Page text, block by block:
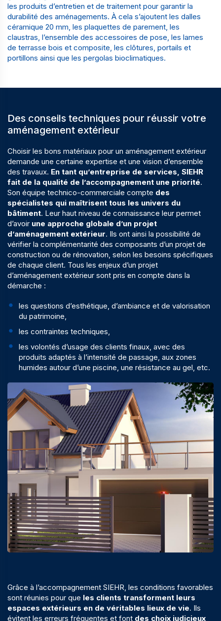
les produits d’entretien et de traitement pour garantir la
durabilité des aménagements. À cela s’ajoutent les dalles
céramique 20 mm, les plaquettes de parement, les
claustras, l’ensemble des accessoires de pose, les lames
de terrasse bois et composite, les clôtures, portails et
portillons ainsi que les pergolas bioclimatiques.
Des conseils techniques pour réussir votre
aménagement extérieur
Choisir les bons matériaux pour un aménagement extérieur
demande une certaine expertise et une vision d’ensemble
des travaux. En tant qu’entreprise de services, SIEHR
fait de la qualité de l’accompagnement une priorité.
Son équipe technico-commerciale compte des
spécialistes qui maîtrisent tous les univers du
bâtiment. Leur haut niveau de connaissance leur permet
d’avoir une approche globale d’un projet
d’aménagement extérieur. Ils ont ainsi la possibilité de
vérifier la complémentarité des composants d’un projet de
construction ou de rénovation, selon les besoins spécifiques
de chaque client. Tous les enjeux d’un projet
d’aménagement extérieur sont pris en compte dans la
démarche :
les questions d’esthétique, d’ambiance et de valorisation
du patrimoine,
les contraintes techniques,
les volontés d’usage des clients finaux, avec des
produits adaptés à l’intensité de passage, aux zones
humides autour d’une piscine, une résistance au gel, etc.
Grâce à l’accompagnement SIEHR, les conditions favorables
sont réunies pour que les clients transforment leurs
espaces extérieurs en de véritables lieux de vie. Ils
évitent les erreurs fréquentes et font des choix judicieux